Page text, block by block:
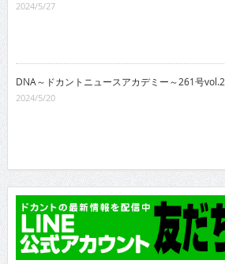
2024/5/27
DNA～ドカントニュースアカデミー～261号vol.2
2024/5/20